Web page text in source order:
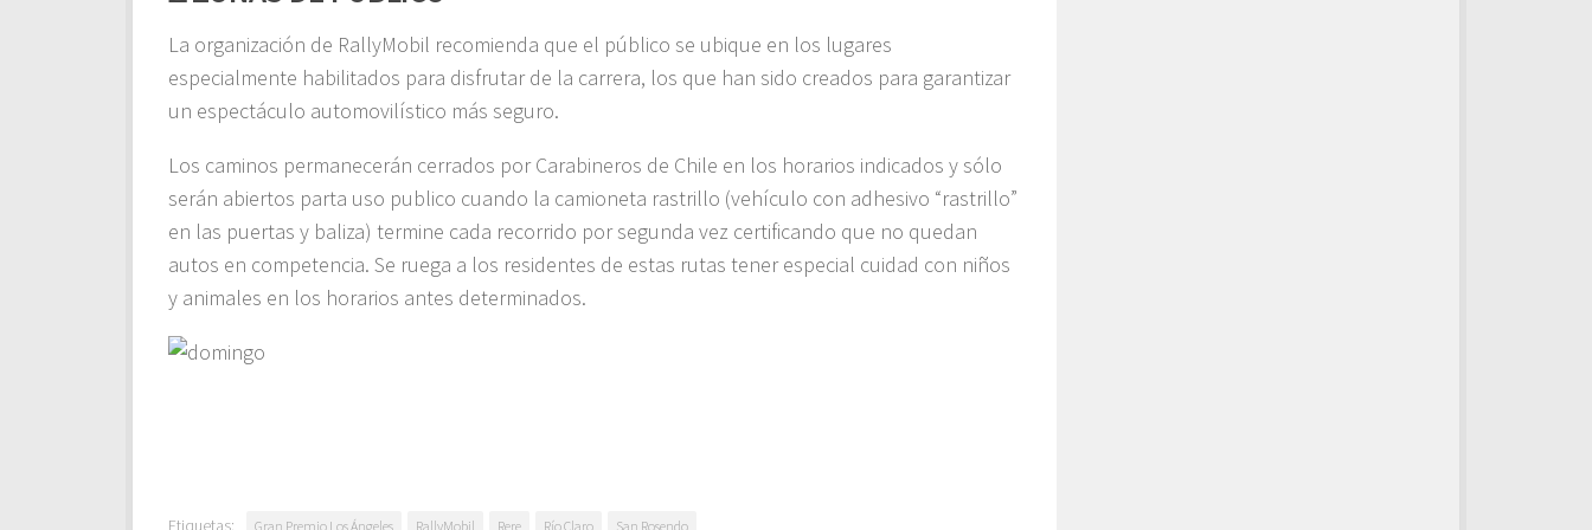
La organización de RallyMobil recomienda que el público se ubique en los lugares
especialmente habilitados para disfrutar de la carrera, los que han sido creados para garantizar
un espectáculo automovilístico más seguro.
Los caminos permanecerán cerrados por Carabineros de Chile en los horarios indicados y sólo
serán abiertos parta uso publico cuando la camioneta rastrillo (vehículo con adhesivo “rastrillo”
en las puertas y baliza) termine cada recorrido por segunda vez certificando que no quedan
autos en competencia. Se ruega a los residentes de estas rutas tener especial cuidad con niños
y animales en los horarios antes determinados.
Etiquetas: Gran Premio Los Ángeles RallyMobil Rere Río Claro San Rosendo